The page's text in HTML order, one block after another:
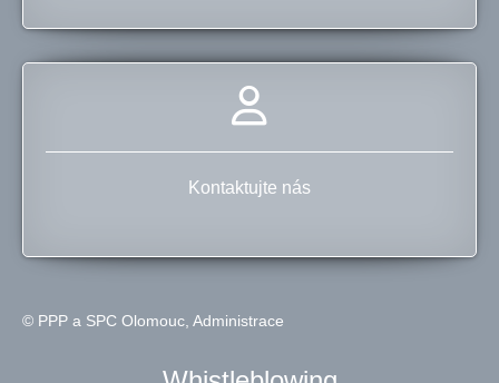
Kontaktujte nás
© PPP a SPC Olomouc, Administrace